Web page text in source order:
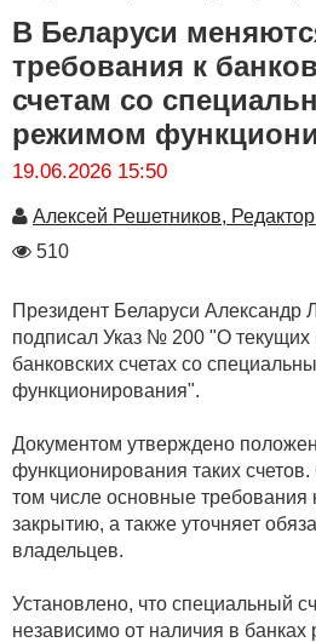
В Беларуси
требования к
счетам со
режимом
19.06.2026 15:50
Автор
Алексей Решетников,
Количество
510
Президент Беларуси Александр
подписал Указ № 200 "О текущих
банковских счетах со
функционирования".
Документом утверждено
функционирования таких
том числе основные требования
закрытию, а также уточняет
владельцев.
Установлено, что специальный
независимо от наличия в